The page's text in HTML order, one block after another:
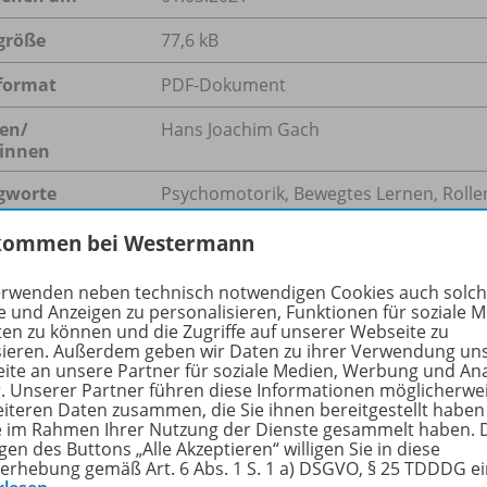
77,6 kB
PDF-Dokument
Hans Joachim Gach
Psychomotorik, Bewegtes Lernen,
ist förderlich für das Lernen der Kinder, allerdings ist
Der Autor stellt acht Bewegungsspiele zum Umsetzen
können vielseitig im Klassenraum eingesetzt
bei Westermann
neben technisch notwendigen Cookies auch
und Anzeigen zu personalisieren, Funktionen für soziale
zu können und die Zugriffe auf unserer Webseite zu
Außerdem geben wir Daten zu ihrer Verwendung
an unsere Partner für soziale Medien, Werbung und
Unserer Partner führen diese Informationen
Daten zusammen, die Sie ihnen bereitgestellt
im Rahmen Ihrer Nutzung der Dienste gesammelt haben.
des Buttons „Alle Akzeptieren“ willigen Sie in diese
gemäß Art. 6 Abs. 1 S. 1 a) DSGVO, § 25 TDDDG